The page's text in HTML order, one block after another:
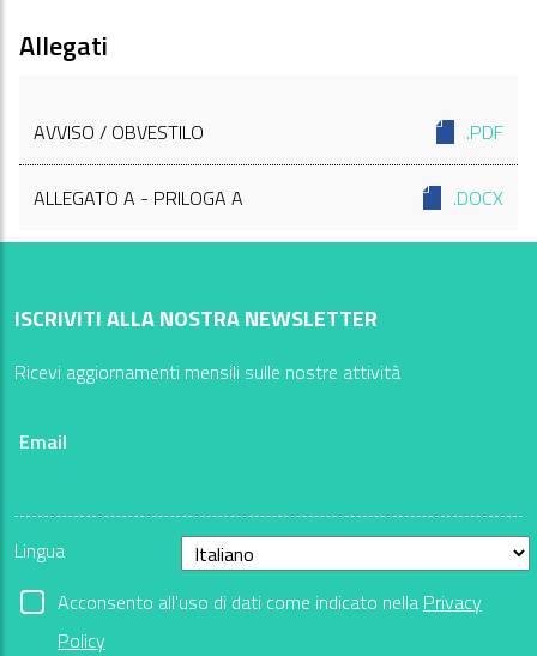
Allegati
AVVISO / OBVESTILO .PDF
ALLEGATO A - PRILOGA A .DOCX
ISCRIVITI ALLA NOSTRA NEWSLETTER
Ricevi aggiornamenti mensili sulle nostre attività
Email
Lingua
Acconsento all'uso di dati come indicato nella Privacy
Policy